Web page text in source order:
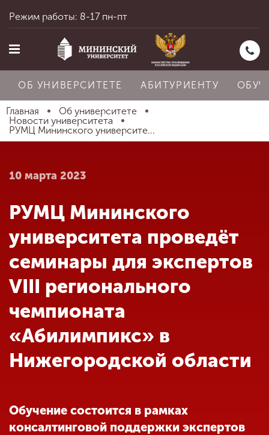
Главная
Абитуриенту
Обучение
Наука
Международная
деятельность
Другие виды
деятельности
Режим работы: 8-17 пн-пт
ОБ УНИВЕРСИТЕТЕ АБИТУРИЕНТУ
Главная
Об университете
Новости университета
РУМЦ Мининского университе...
10 марта 2023
РУМЦ Мининского
университета проведёт
семинары для экспертов
VIII регионального
чемпионата
«Абилимпикс» в
Нижегородской области
Обучение состоится в рамках
консалтинговой поддержки экспертов